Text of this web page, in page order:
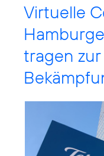
Virtuelle
tragen